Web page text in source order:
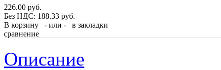
226.00 руб.
Без НДС: 188.33 руб.
В корзину
- или -
в закладки
сравнение
Описание